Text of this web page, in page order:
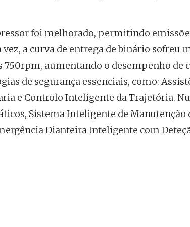
foi melhorado, permitindo
a curva de entrega de binário sofreu
750rpm, aumentando o desempenho de
de segurança essenciais, como:
e Controlo Inteligente da Trajetória.
Sistema Inteligente de Manutenção
Dianteira Inteligente com